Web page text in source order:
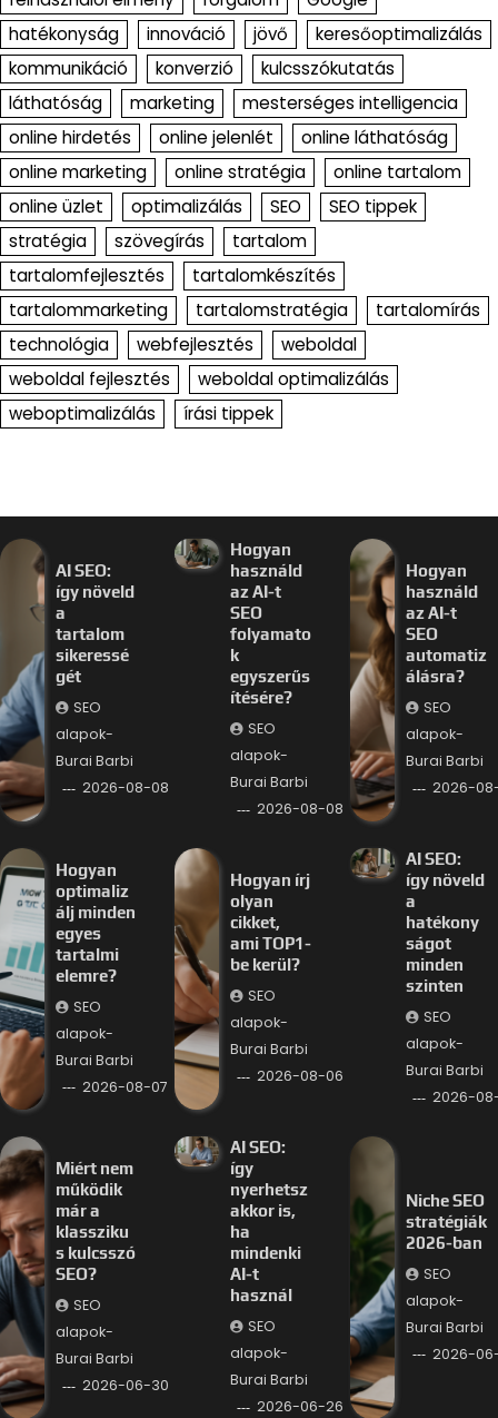
hatékonyság
innováció jövő
keresőoptimalizálás
kommunikáció
konverzió
kulcsszókutatás
láthatóság
marketing
mesterséges intelligencia
online hirdetés
online jelenlét
online láthatóság
online marketing
online stratégia
online tartalom
online üzlet
optimalizálás SEO
SEO tippek
stratégia
szövegírás
tartalom
tartalomfejlesztés
tartalomkészítés
tartalommarketing
tartalomstratégia
tartalomírás
technológia
webfejlesztés
weboldal
weboldal fejlesztés
weboldal optimalizálás
weboptimalizálás
írási tippek
AI SEO:
így növeld
a
tartalom
sikeressé
gét
SEO
alapok-
Burai Barbi
2026-08-08
Hogyan
használd
az AI-t
SEO
folyamato
k
egyszerűs
ítésére?
SEO
alapok-
Burai Barbi
2026-08-08
Hogyan
használd
az AI-t
SEO
automatiz
álásra?
SEO
alapok-
Burai Barbi
2026-
Hogyan
optimaliz
álj minden
egyes
tartalmi
elemre?
SEO
alapok-
Burai Barbi
2026-08-07
Hogyan írj
olyan
cikket,
ami TOP1-
be kerül?
SEO
alapok-
Burai Barbi
2026-08-06
AI SEO:
így növeld
a
hatékony
ságot
minden
szinten
SEO
alapok-
Burai Barbi
2026-
Miért nem
működik
már a
klassziku
s kulcsszó
SEO?
SEO
alapok-
Burai Barbi
2026-06-30
AI SEO:
így
nyerhetsz
akkor is,
ha
mindenki
AI-t
használ
SEO
alapok-
Burai Barbi
2026-06-26
Niche SEO
stratégiák
2026-ban
SEO
alapok-
Burai Barbi
2026-